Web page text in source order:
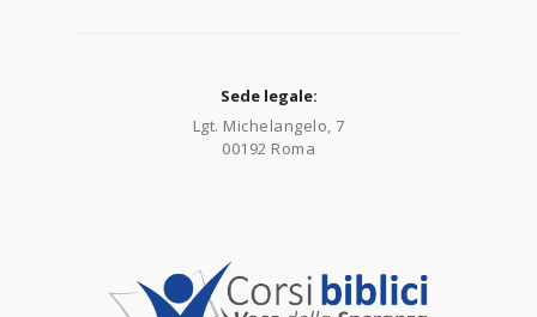
Sede legale:
Lgt. Michelangelo, 7
00192 Roma